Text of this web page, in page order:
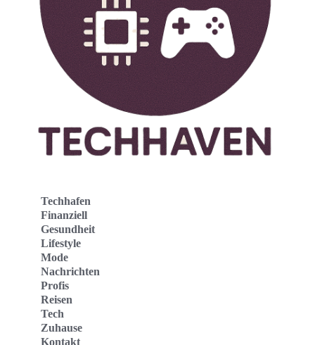
Techhafen
Finanziell
Gesundheit
Lifestyle
Mode
Nachrichten
Profis
Reisen
Tech
Zuhause
Kontakt